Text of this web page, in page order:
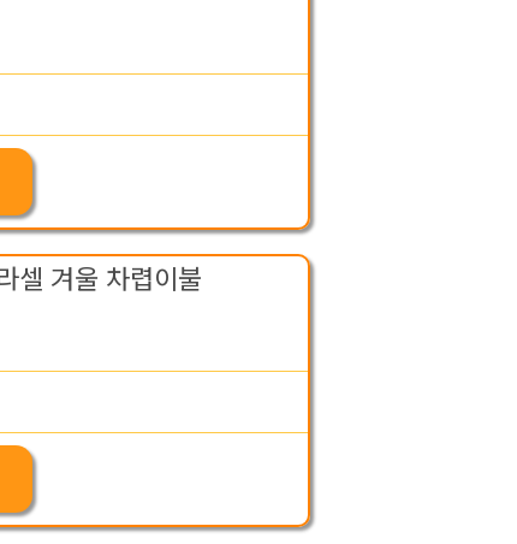
셀 겨울 차렵이불